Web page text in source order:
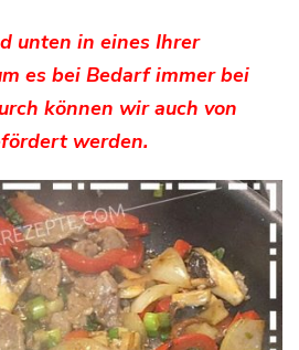
unten in eines Ihrer
es bei Bedarf immer bei
können wir auch von
werden.